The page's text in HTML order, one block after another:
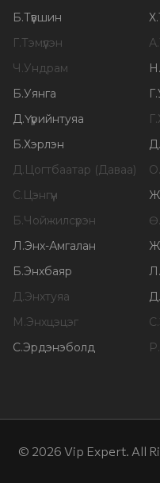
Б.Түвшин Х.
Г.Тэмүүлэн А.
Ч.Ундрам Н.
Б.Уянга Г.
Д.Үүрийнтуяа Г.
Б.Хэрлэн Д.
Д.Цогтбаатар (Даваа) О.
С.Цэнгүүн Ж
Б.Чойжилсүрэн Ө.
Л.Энх-Амгалан Ж
Б.Энхбаяр Л.
Д.Энхтуяа Д.
М.Энхцэцэг С.
С.Эрдэнэболд Р.
© 2026 Vip Expert. All